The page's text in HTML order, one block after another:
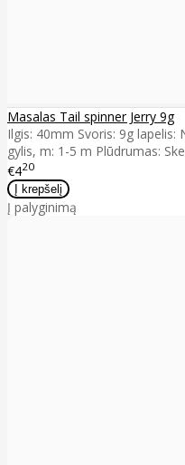
Masalas Tail spinner Jerry 9g
Ilgis: 40mm Svoris: 9g lapelis:
gylis, m: 1-5 m Plūdrumas:
€420
Į palyginimą